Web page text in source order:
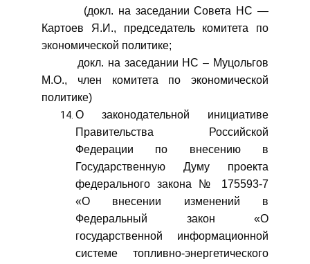
(докл. на заседании Совета НС —
Картоев Я.И., председатель комитета по
экономической политике;
докл. на заседании НС – Муцольгов
М.О., член комитета по экономической
политике)
О законодательной инициативе
Правительства Российской
Федерации по внесению в
Государственную Думу проекта
федерального закона № 175593-7
«О внесении изменений в
Федеральный закон «О
государственной информационной
системе топливно-энергетического